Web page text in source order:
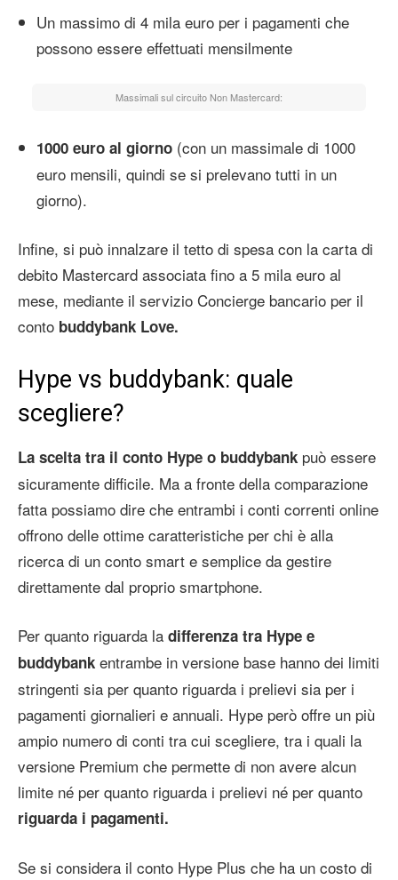
Un massimo di 4 mila euro per i pagamenti che
possono essere effettuati mensilmente
Massimali sul circuito Non Mastercard:
1000 euro al giorno (con un massimale di 1000
euro mensili, quindi se si prelevano tutti in un
giorno).
Infine, si può innalzare il tetto di spesa con la carta di
debito Mastercard associata fino a 5 mila euro al
mese, mediante il servizio Concierge bancario per il
conto buddybank Love.
Hype vs buddybank: quale
scegliere?
La scelta tra il conto Hype o buddybank può essere
sicuramente difficile. Ma a fronte della comparazione
fatta possiamo dire che entrambi i conti correnti online
offrono delle ottime caratteristiche per chi è alla
ricerca di un conto smart e semplice da gestire
direttamente dal proprio smartphone.
Per quanto riguarda la differenza tra Hype e
buddybank entrambe in versione base hanno dei limiti
stringenti sia per quanto riguarda i prelievi sia per i
pagamenti giornalieri e annuali. Hype però offre un più
ampio numero di conti tra cui scegliere, tra i quali la
versione Premium che permette di non avere alcun
limite né per quanto riguarda i prelievi né per quanto
riguarda i pagamenti.
Se si considera il conto Hype Plus che ha un costo di